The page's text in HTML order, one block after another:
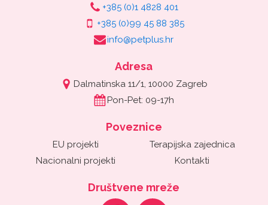
+385 (0)1 4828 401
+385 (0)99 45 88 385
info@petplus.hr
Adresa
Dalmatinska 11/1, 10000 Zagreb
Pon-Pet: 09-17h
Poveznice
EU projekti
Nacionalni projekti
Terapijska zajednica
Kontakti
Društvene mreže